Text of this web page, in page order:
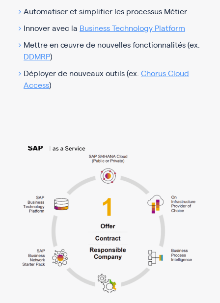
Automatiser et simplifier les processus Métier
Innover avec la Business Technology Platform
Mettre en œuvre de nouvelles fonctionnalités (ex.
DDMRP)
Déployer de nouveaux outils (ex. Chorus Cloud
Access)